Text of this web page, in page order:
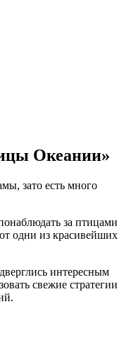
Океании»
зато есть много
за птицами
одни из красивейших
интересным
свежие стратегии